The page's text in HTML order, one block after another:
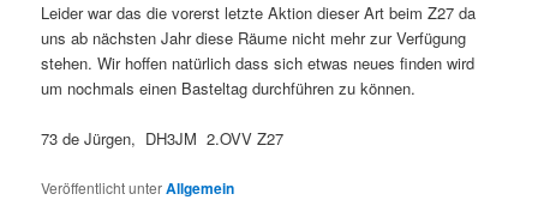
Leider war das die vorerst letzte Aktion dieser Art beim Z27 da
uns ab nächsten Jahr diese Räume nicht mehr zur Verfügung
stehen. Wir hoffen natürlich dass sich etwas neues finden wird
um nochmals einen Basteltag durchführen zu können.
73 de Jürgen, DH3JM 2.OVV Z27
Veröffentlicht unterAllgemein